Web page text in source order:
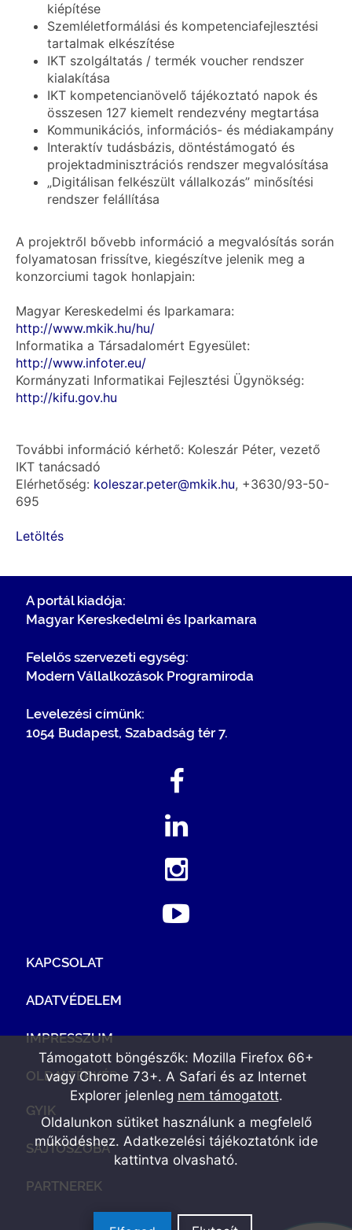
kiépítése
Szemléletformálási és kompetenciafejlesztési
tartalmak elkészítése
IKT szolgáltatás / termék voucher rendszer
kialakítása
IKT kompetencianövelő tájékoztató napok és
összesen 127 kiemelt rendezvény megtartása
Kommunikációs, információs- és médiakampány
Interaktív tudásbázis, döntéstámogató és
projektadminisztrációs rendszer megvalósítása
„Digitálisan felkészült vállalkozás” minősítési
rendszer felállítása
A projektről bővebb információ a megvalósítás során
folyamatosan frissítve, kiegészítve jelenik meg a
konzorciumi tagok honlapjain:
Magyar Kereskedelmi és Iparkamara:
http://www.mkik.hu/hu/
Informatika a Társadalomért Egyesület:
http://www.infoter.eu/
Kormányzati Informatikai Fejlesztési Ügynökség:
http://kifu.gov.hu
További információ kérhető: Koleszár Péter, vezető
IKT tanácsadó
Elérhetőség: koleszar.peter@mkik.hu, +3630/93-50-
695
Letöltés
A portál kiadója:
Magyar Kereskedelmi és Iparkamara
Felelős szervezeti egység:
Modern Vállalkozások Programiroda
Levelezési címünk:
1054 Budapest, Szabadság tér 7.
KAPCSOLAT
ADATVÉDELEM
IMPRESSZUM
OLDALTÉRKÉP
GYIK
SAJTÓSZOBA
PARTNEREK
Támogatott böngészők: Mozilla Firefox 66+
vagy Chrome 73+. A Safari és az Internet
Explorer jelenleg nem támogatott.
Oldalunkon sütiket használunk a megfelelő
működéshez. Adatkezelési tájékoztatónk ide
kattintva olvasható.